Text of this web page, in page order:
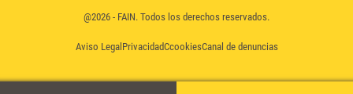
@2026 - FAIN. Todos los derechos reservados.
Aviso Legal PrivacidadCcookiesCanal de denuncias